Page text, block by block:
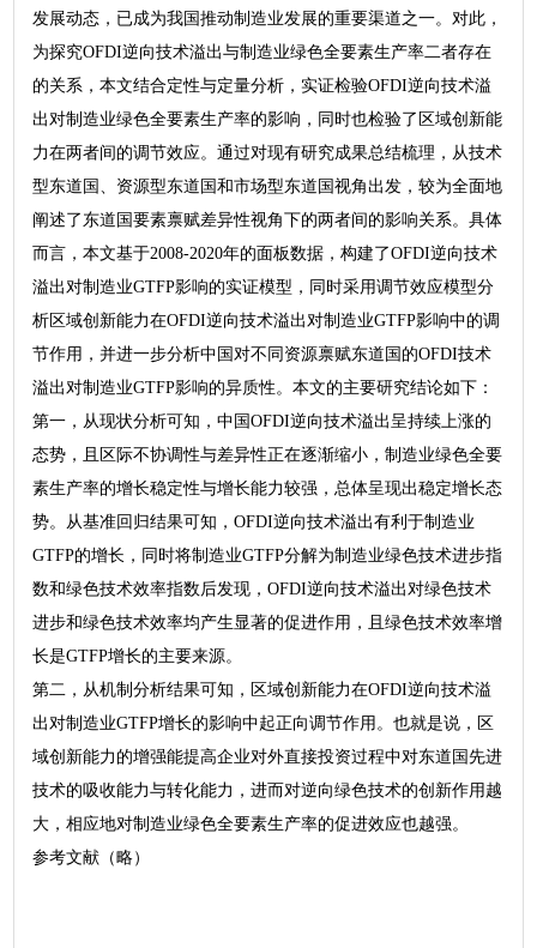
发展动态，已成为我国推动制造业发展的重要渠道之一。对此，
为探究OFDI逆向技术溢出与制造业绿色全要素生产率二者存在
的关系，本文结合定性与定量分析，实证检验OFDI逆向技术溢
出对制造业绿色全要素生产率的影响，同时也检验了区域创新能
力在两者间的调节效应。通过对现有研究成果总结梳理，从技术
型东道国、资源型东道国和市场型东道国视角出发，较为全面地
阐述了东道国要素禀赋差异性视角下的两者间的影响关系。具体
而言，本文基于2008-2020年的面板数据，构建了OFDI逆向技术
溢出对制造业GTFP影响的实证模型，同时采用调节效应模型分
析区域创新能力在OFDI逆向技术溢出对制造业GTFP影响中的调
节作用，并进一步分析中国对不同资源禀赋东道国的OFDI技术
溢出对制造业GTFP影响的异质性。本文的主要研究结论如下：
第一，从现状分析可知，中国OFDI逆向技术溢出呈持续上涨的
态势，且区际不协调性与差异性正在逐渐缩小，制造业绿色全要
素生产率的增长稳定性与增长能力较强，总体呈现出稳定增长态
势。从基准回归结果可知，OFDI逆向技术溢出有利于制造业
GTFP的增长，同时将制造业GTFP分解为制造业绿色技术进步指
数和绿色技术效率指数后发现，OFDI逆向技术溢出对绿色技术
进步和绿色技术效率均产生显著的促进作用，且绿色技术效率增
长是GTFP增长的主要来源。
第二，从机制分析结果可知，区域创新能力在OFDI逆向技术溢
出对制造业GTFP增长的影响中起正向调节作用。也就是说，区
域创新能力的增强能提高企业对外直接投资过程中对东道国先进
技术的吸收能力与转化能力，进而对逆向绿色技术的创新作用越
大，相应地对制造业绿色全要素生产率的促进效应也越强。
参考文献（略）